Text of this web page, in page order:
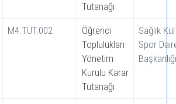
Tutanağı
M4.TUT.002
Öğrenci
Toplulukları
Yönetim
Kurulu Karar
Tutanağı
Sağlık
Spor
Başkanlığı